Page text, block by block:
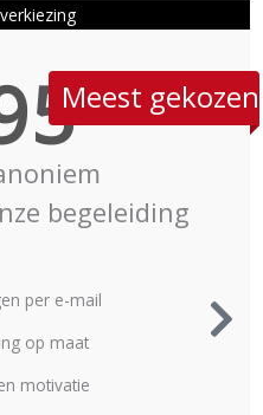
begeleiding
per e-mail
op maat
motivatie
Meest gekozen